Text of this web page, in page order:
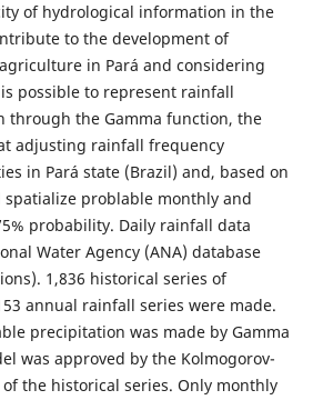
of hydrological information in the
to the development of
in Pará and considering
possible to represent rainfall
through the Gamma function, the
adjusting rainfall frequency
in Pará state (Brazil) and, based on
problable monthly and
probability. Daily rainfall data
Water Agency (ANA) database
1,836 historical series of
annual rainfall series were made.
precipitation was made by Gamma
was approved by the Kolmogorov-
the historical series. Only monthly